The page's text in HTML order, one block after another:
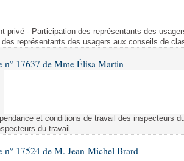
privé - Participation des représentants des
des représentants des usagers aux conseils de
n° 17637 de Mme Élisa Martin
et conditions de travail des inspecteurs
du travail
n° 17524 de M. Jean-Michel Brard